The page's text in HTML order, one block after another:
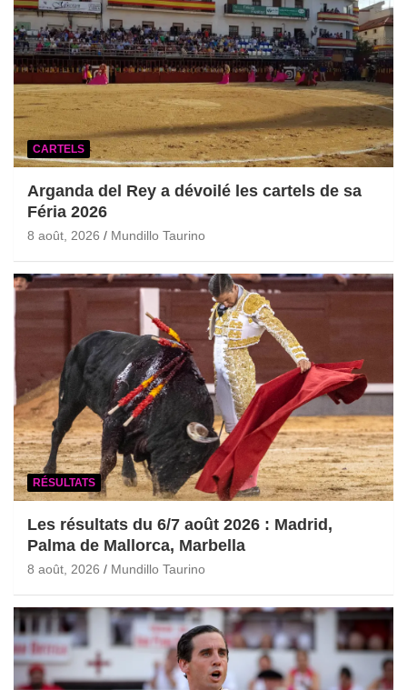
CARTELS
Arganda del Rey a dévoilé les cartels de sa
Féria 2026
8 août, 2026 Mundillo Taurino
RÉSULTATS
Les résultats du 6/7 août 2026 : Madrid,
Palma de Mallorca, Marbella
8 août, 2026 Mundillo Taurino